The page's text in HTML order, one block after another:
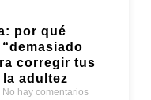
por qué
corregir tus
la adultez